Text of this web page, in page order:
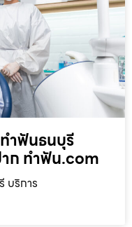
ำฟันธนบุรี
ก ทำฟัน.com
บริการ